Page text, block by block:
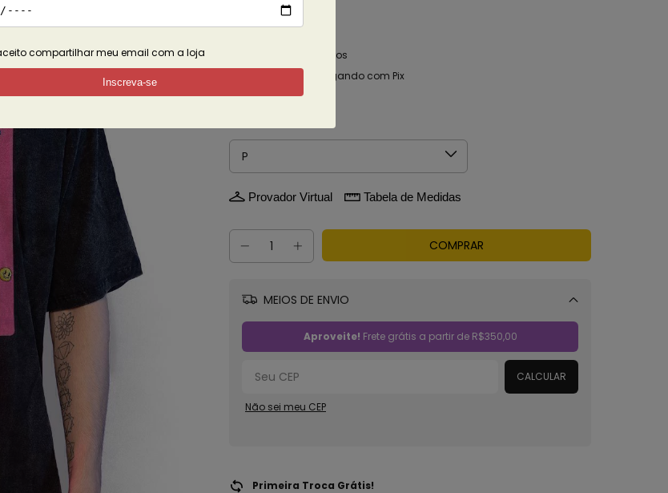
R$139,90
sem juros
pagando com Pix
Ver mais detalhes
Provador Virtual Tabela de Medidas
MEIOS DE ENVIO
Aproveite! Frete grátis a partir de R$350,00
CALCULAR
Não sei meu CEP
Primeira Troca Grátis!